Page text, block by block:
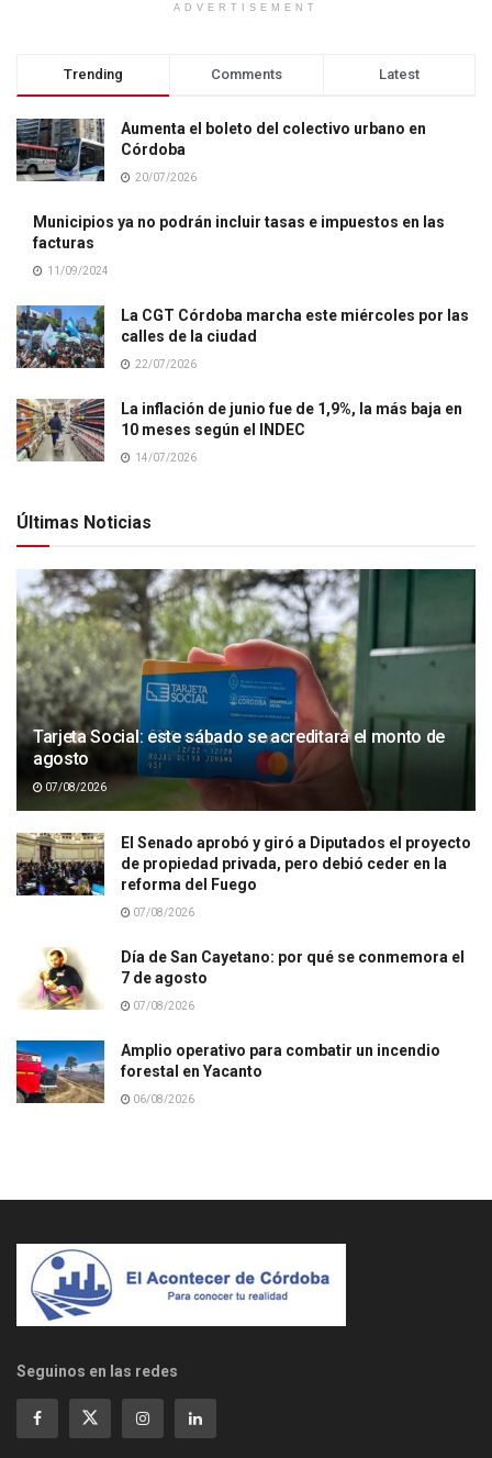
ADVERTISEMENT
Trending Comments Latest
Aumenta el boleto del colectivo urbano en
Córdoba
20/07/2026
Municipios ya no podrán incluir tasas e impuestos en las
facturas
11/09/2024
La CGT Córdoba marcha este miércoles por las
calles de la ciudad
22/07/2026
La inflación de junio fue de 1,9%, la más baja en
10 meses según el INDEC
14/07/2026
Últimas Noticias
Tarjeta Social: este sábado se acreditará el monto de
agosto
07/08/2026
El Senado aprobó y giró a Diputados el proyecto
de propiedad privada, pero debió ceder en la
reforma del Fuego
07/08/2026
Día de San Cayetano: por qué se conmemora el
7 de agosto
07/08/2026
Amplio operativo para combatir un incendio
forestal en Yacanto
06/08/2026
Seguinos en las redes